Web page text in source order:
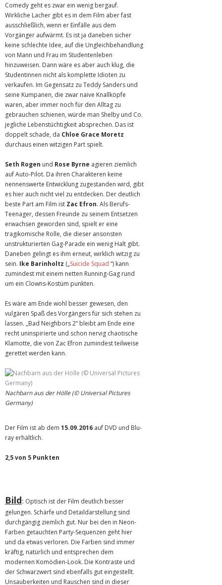
Comedy geht es zwar ein wenig bergauf.
Wirkliche Lacher gibt es in dem Film aber fast
ausschließlich, wenn er Einfälle aus dem
Vorgänger aufwärmt. Es ist ja daneben sicher
keine schlechte Idee, auf die Ungleichbehandlung
von Mann und Frau im Studentenleben
hinzuweisen. Dann wäre es aber auch klug, die
Studentinnen nicht als komplette Idioten zu
verkaufen. Im Gegensatz zu Teddy Sanders und
seine Kumpanen, die zwar naive Knallköpfe
waren, aber immer noch für den Alltag zu
gebrauchen schienen, würde man Shelby und Co.
jegliche Lebenstüchtigkeit absprechen. Das ist
doppelt schade, da Chloe Grace Moretz
durchaus einen witzigen Part spielt.
Seth Rogen und Rose Byrne agieren ziemlich
auf Auto-Pilot. Da ihren Charakteren keine
nennenswerte Entwicklung zugestanden wird, gibt
es hier auch nicht viel zu entdecken. Der deutlich
beste Part am Film ist Zac Efron. Als Berufs-
Teenager, dessen Freunde zu seinem Entsetzen
erwachsen geworden sind, spielt er eine
tragikomische Rolle, die dieser ansonsten
unstrukturierten Gag-Parade ein wenig Halt gibt.
Daneben gelingt es ihm erneut, wirklich witzig zu
sein. Ike Barinholtz („Suicide Squad “) kann
zumindest mit einem netten Running-Gag rund
um ein Clowns-Kostüm punkten.
Es wäre am Ende wohl besser gewesen, den
vulgären Spaß des Vorgängers für sich stehen zu
lassen. „Bad Neighbors 2“ bleibt am Ende eine
recht uninspirierte und schon nervig chaotische
Klamotte, die von Zac Efron zumindest teilweise
gerettet werden kann.
Nachbarn aus der Hölle (© Universal Pictures
Germany)
Der Film ist ab dem 15.09.2016 auf DVD und Blu-
ray erhältlich.
2,5 von 5 Punkten
Bild: Optisch ist der Film deutlich besser
gelungen. Schärfe und Detaildarstellung sind
durchgängig ziemlich gut. Nur bei den in Neon-
Farben getauchten Party-Sequenzen geht hier
und da etwas verloren. Die Farben sind immer
kräftig, natürlich und entsprechen dem
modernen Komödien-Look. Die Kontraste und
der Schwarzwert sind ebenfalls gut eingestellt.
Unsauberkeiten und Rauschen sind in dieser